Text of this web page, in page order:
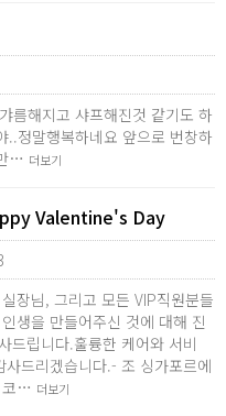
름해지고 샤프해진것 같기도 하
..정말행복하네요 앞으로 번창하
… 더보기
Valentine's Day
장님, 그리고 모든 VIP직원분들
생을 만들어주신 것에 대해 진
드립니다.훌륭한 케어와 서비
사드리겠습니다.- 조 싱가포르에
코… 더보기